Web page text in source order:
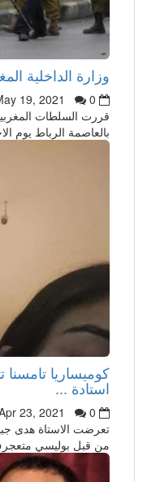
وزارة الداخلية
May 19, 2021
0
قررت السلطات المغربية
بالعاصمة الرباط يوم الاحد 23 ماي الجار
كوميساريا
استادة ...
Apr 23, 2021
0
تعرضت الاستاة هدى
من قبل بوليسي